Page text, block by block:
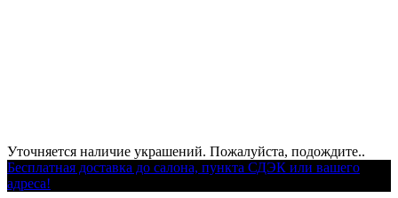
Уточняется наличие украшений. Пожалуйста, подождите..
Бесплатная доставка до салона, пункта СДЭК или вашего
адреса!